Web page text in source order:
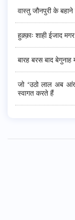
वास्तु जौनपुरी के बहाने
हुक़्क़ाः शाही ईजाद
बारह बरस बाद
जो ‘उठो लाल अब
स्वागत करते हैं